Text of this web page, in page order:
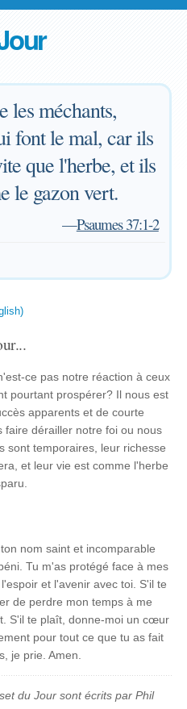
les méchants,
font le mal, car ils
que l'herbe, et ils
le gazon vert.
—Psaumes 37:1-2
ce pas notre réaction à ceux
pourtant prospérer? Il nous est
apparents et de courte
faire dérailler notre foi ou nous
sont temporaires, leur richesse
et leur vie est comme l'herbe
nom saint et incomparable
Tu m'as protégé face à mes
et l'avenir avec toi. S'il te
de perdre mon temps à me
S'il te plaît, donne-moi un cœur
pour tout ce que tu as fait
je prie. Amen.
du Jour sont écrits par Phil